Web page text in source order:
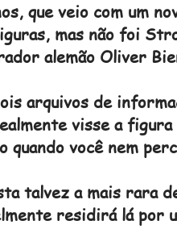
que veio com um
mas não foi
alemão Oliver
arquivos de
visse a figura
você nem
talvez a mais rara
residirá lá por